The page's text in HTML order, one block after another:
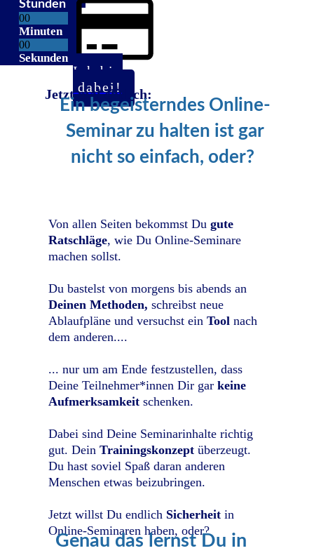
Stunden
00
Minuten
00
Sekunden
Ich bin
dabei!
Jetzt mal ehrlich:
Ein begeisterndes Online-
Seminar zu halten ist gar
nicht so einfach, oder?
Von allen Seiten bekommst Du gute
Ratschläge, wie Du Online-Seminare
machen sollst.
Du bastelst von morgens bis abends an
Deinen Methoden, schreibst neue
Ablaufpläne und versuchst ein Tool nach
dem anderen....
... nur um am Ende festzustellen, dass
Deine Teilnehmer*innen Dir gar keine
Aufmerksamkeit schenken.
Dabei sind Deine Seminarinhalte richtig
gut. Dein Trainingskonzept überzeugt.
Du hast soviel Spaß daran anderen
Menschen etwas beizubringen.
Jetzt willst Du endlich Sicherheit in
Online-Seminaren haben, oder?
Genau das lernst Du in